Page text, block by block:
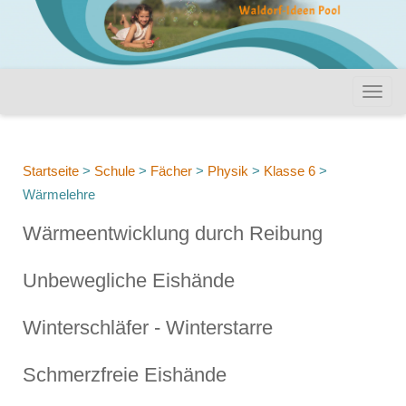
Startseite > Schule > Fächer > Physik > Klasse 6 >
Wärmelehre
Wärmeentwicklung durch Reibung
Unbewegliche Eishände
Winterschläfer - Winterstarre
Schmerzfreie Eishände